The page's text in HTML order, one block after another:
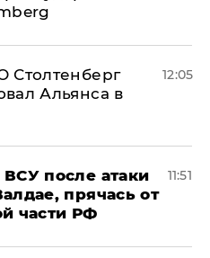
Столтенберг
Альянса в
12:05
после атаки
прячась от
части РФ
11:51